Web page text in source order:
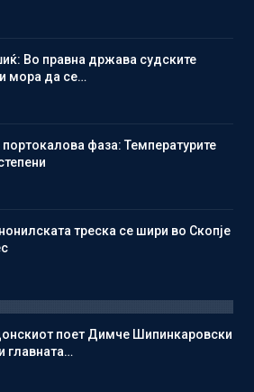
Во правна држава судските
мора да се…
фаза: Температурите
треска се шири во Скопје
поет Димче Шипинкаровски
главната…